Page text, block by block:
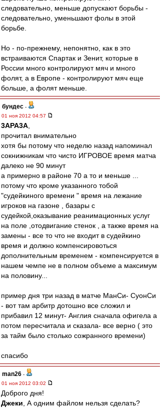
следовательно, меньше допускают борьбы -
следовательно, уменьшают фолы в этой
борьбе.
Но - по-прежнему, непонятно, как в это
встраиваются Спартак и Зенит, которые в
России много контролируют мяч и много
фолят, а в Европе - контролируют мяч еще
больше, а фолят меньше.
бундес -
01 ноя 2012 04:57
3APA3A
прочитал внимательно
хотя бы потому что неделю назад напоминал
сокнижникам что чисто ИГРОВОЕ время матча
далеко не 90 минут
а примерно в районе 70 а то и меньше ...
потому что кроме указанного тобой
"судейкиного времени " время на лежание
игроков на газоне , базары с
судейкой,оказывание реанимационных услуг
на поле ,отодвигание стенок , а также время на
замены - все то что не входит в судейкино
время и должно компенсировоться
дополнительным временем - компенсируется в
нашем чемпе не в полном объеме а максимум
на половину...
пример дня три назад в матче МанСи- СуонСи
- вот там арбитр дотошно все сложил и
прибавил 12 минут- Англия сначала офигела а
потом пересчитала и сказала- все верно ( это
за тайм было столько сожранного времени)
спасибо
man26 -
01 ноя 2012 03:02
Доброго дня!
Джеки , А одним файлом нельзя сделать?